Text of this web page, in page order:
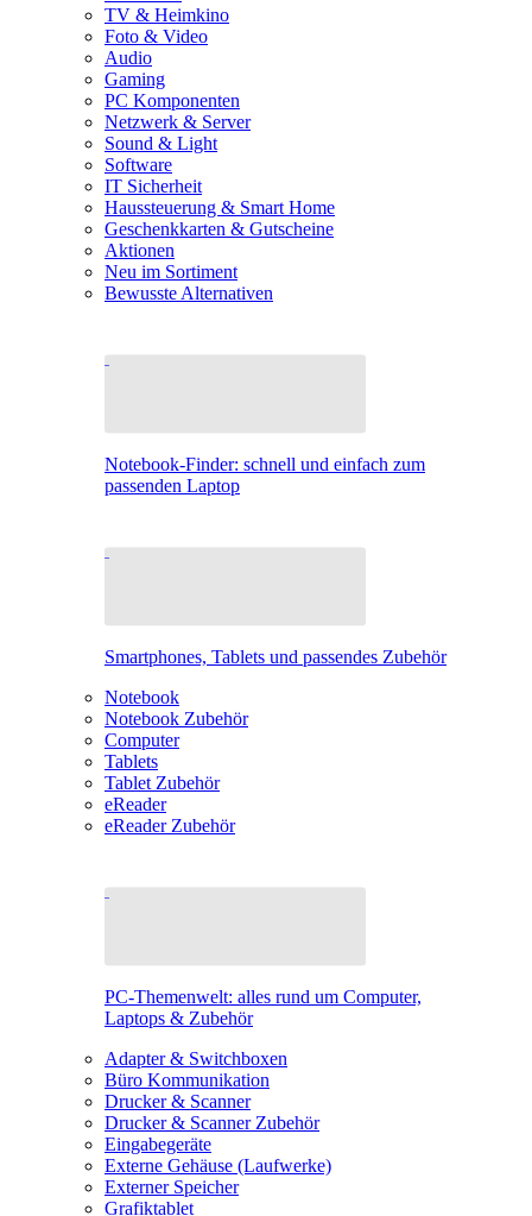
TV & Heimkino
Foto & Video
Audio
Gaming
PC Komponenten
Netzwerk & Server
Sound & Light
Software
IT Sicherheit
Haussteuerung & Smart Home
Geschenkkarten & Gutscheine
Aktionen
Neu im Sortiment
Bewusste Alternativen
Notebook-Finder: schnell und einfach zum
passenden Laptop
Smartphones, Tablets und passendes Zubehör
Notebook
Notebook Zubehör
Computer
Tablets
Tablet Zubehör
eReader
eReader Zubehör
PC-Themenwelt: alles rund um Computer,
Laptops & Zubehör
Adapter & Switchboxen
Büro Kommunikation
Drucker & Scanner
Drucker & Scanner Zubehör
Eingabegeräte
Externe Gehäuse (Laufwerke)
Externer Speicher
Grafiktablet